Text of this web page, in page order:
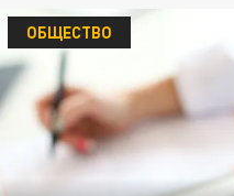
ОБЩЕСТВО